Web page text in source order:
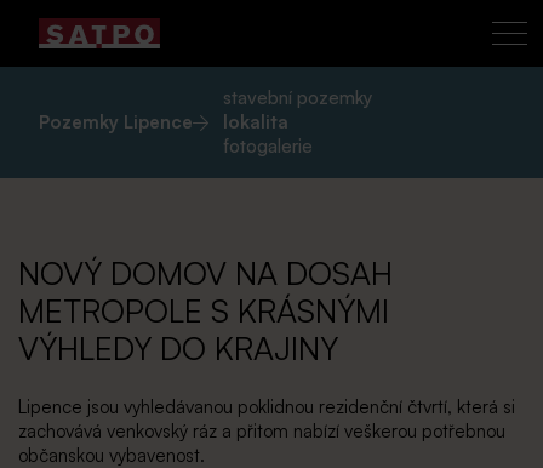
Pozemky Lipence
stavební pozemky
lokalita
fotogalerie
NOVÝ DOMOV NA DOSAH
METROPOLE S KRÁSNÝMI
VÝHLEDY DO KRAJINY
Lipence jsou vyhledávanou poklidnou rezidenční čtvrtí, která si
zachovává venkovský ráz a přitom nabízí veškerou potřebnou
občanskou vybavenost.